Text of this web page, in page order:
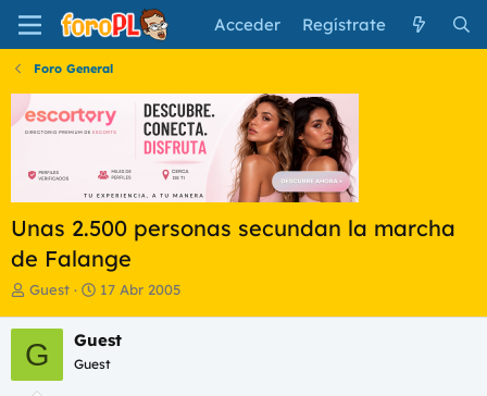
Acceder Regístrate
Foro General
Unas 2.500 personas secundan la marcha
de Falange
I
i
c
i
a
Guest
F
h
a
17 Abr 2005
G Guest
Guest